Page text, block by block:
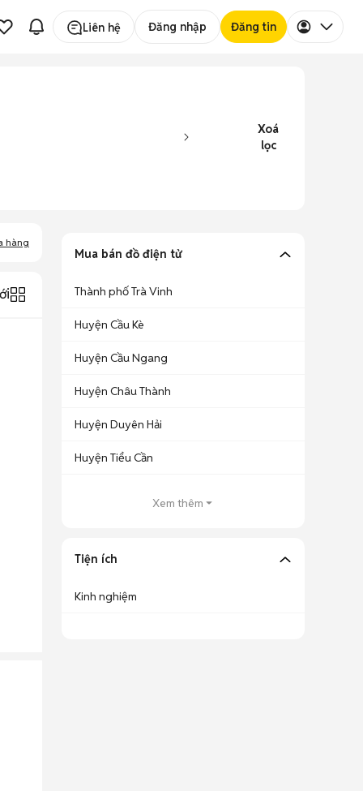
Liên hệ Đăng nhập Đăng tin
Xoá
lọc
hàng
Mua bán đồ điện tử
Thành phố Trà Vinh
Huyện Cầu Kè
Huyện Cầu Ngang
Huyện Châu Thành
Huyện Duyên Hải
Huyện Tiểu Cần
Xem thêm
Tiện ích
Kinh nghiệm